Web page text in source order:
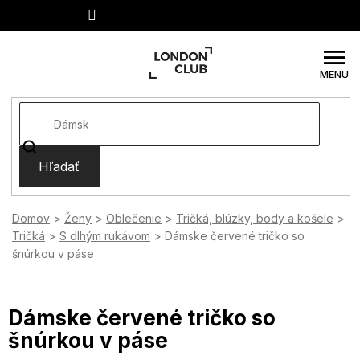
Hľadať
Domov Ženy Oblečenie
Tričká, blúzky, body a košele
Tričká
S dlhým rukávom
Dámske červené tričko so
šnúrkou v páse
Dámske červené tričko so
šnúrkou v páse